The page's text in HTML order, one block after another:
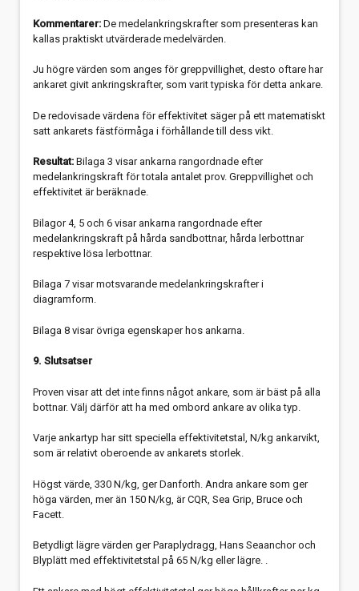
Kommentarer: De medelankringskrafter som presenteras kan
kallas praktiskt utvärderade medelvärden.
Ju högre värden som anges för greppvillighet, desto oftare har
ankaret givit ankringskrafter, som varit typiska för detta ankare.
De redovisade värdena för effektivitet säger på ett matematiskt
satt ankarets fästförmåga i förhållande till dess vikt.
Resultat: Bilaga 3 visar ankarna rangordnade efter
medelankringskraft för totala antalet prov. Greppvillighet och
effektivitet är beräknade.
Bilagor 4, 5 och 6 visar ankarna rangordnade efter
medelankringskraft på hårda sandbottnar, hårda lerbottnar
respektive lösa lerbottnar.
Bilaga 7 visar motsvarande medelankringskrafter i
diagramform.
Bilaga 8 visar övriga egenskaper hos ankarna.
9. Slutsatser
Proven visar att det inte finns något ankare, som är bäst på alla
bottnar. Välj därför att ha med ombord ankare av olika typ.
Varje ankartyp har sitt speciella effektivitetstal, N/kg ankarvikt,
som är relativt oberoende av ankarets storlek.
Högst värde, 330 N/kg, ger Danforth. Andra ankare som ger
höga värden, mer än 150 N/kg, är CQR, Sea Grip, Bruce och
Facett.
Betydligt lägre värden ger Paraplydragg, Hans Seaanchor och
Blyplätt med effektivitetstal på 65 N/kg eller lägre. .